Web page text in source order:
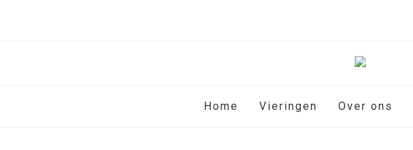
Home Vieringen Over ons